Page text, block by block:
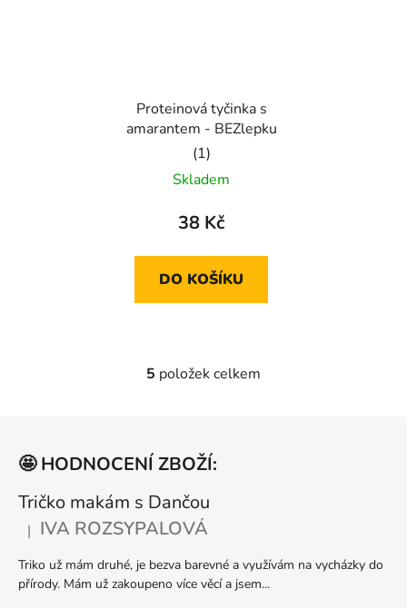
Proteinová tyčinka s
amarantem - BEZlepku
Průměrné
hodnocení
produktu
5,0
z
Skladem
38 Kč
DO KOŠÍKU
O
d
c
í
p
r
v
5 položek celkem
🤩 HODNOCENÍ ZBOŽÍ:
Tričko makám s Dančou
Hodnocení produktu je 5 z 5 hvězdiček.
| IVA ROZSYPALOVÁ
Triko už mám druhé, je bezva barevné a využívám na vycházky do
přírody. Mám už zakoupeno více věcí a jsem...